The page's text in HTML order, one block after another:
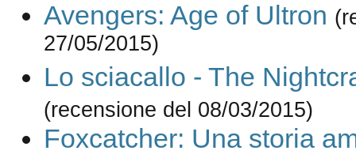
Avengers: Age of Ultron
27/05/2015)
Lo sciacallo - The
(recensione del 08/03/2015)
Foxcatcher: Una storia